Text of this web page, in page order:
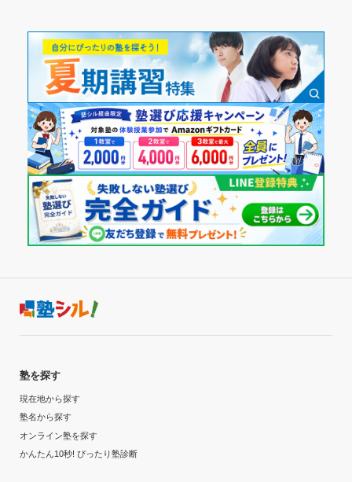
塾を探す
現在地から探す
塾名から探す
オンライン塾を探す
かんたん10秒! ぴったり塾診断